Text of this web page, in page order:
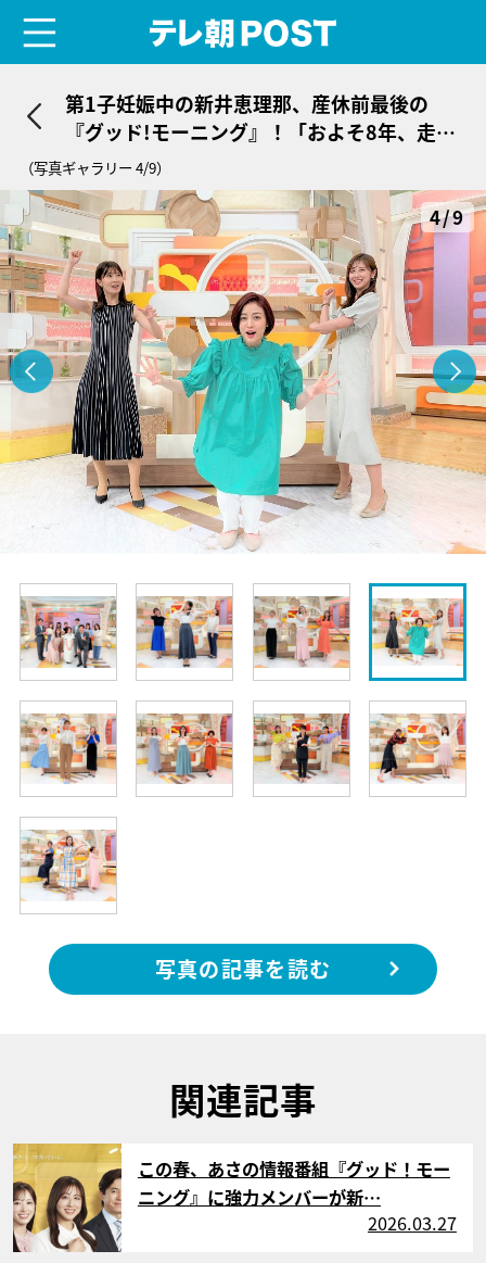
第1子妊娠中の新井恵理那、産休前最後の
『グッド!モーニング』！「およそ8年、走り
続けてきた…」
（写真ギャラリー 4/9）
4/9
写真の記事を読む
関連記事
サムネイル
この春、あさの情報番組『グッド！モー
ニング』に強力メンバーが新…
2026.03.27